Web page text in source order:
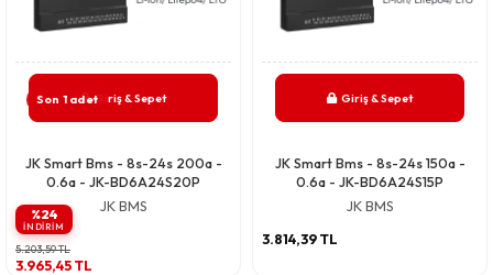
Son 1 adetGiriş & Sepet
JK Smart Bms - 8s-24s 200a -
0.6a - JK-BD6A24S20P
JK BMS
%24
INDIRIM
5.203,59 TL
3.965,45 TL
Giriş & Sepet
JK Smart Bms - 8s-24s 150a -
0.6a - JK-BD6A24S15P
JK BMS
3.814,39 TL